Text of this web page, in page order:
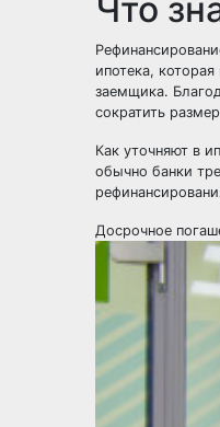
Что
ипотека,
заемщика.
сократить
Как уточняют в
обычно банки
Досрочное